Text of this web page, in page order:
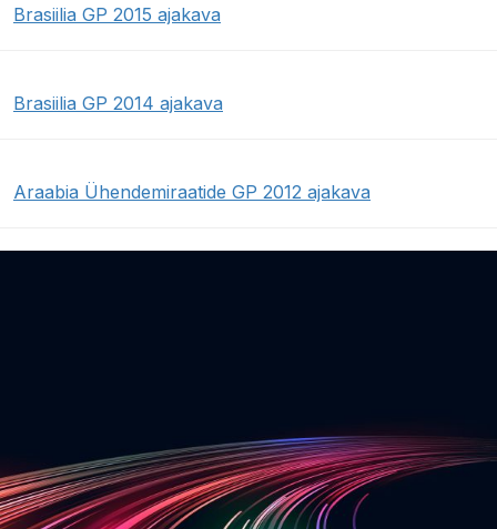
Brasiilia GP 2015 ajakava
Brasiilia GP 2014 ajakava
Araabia Ühendemiraatide GP 2012 ajakava